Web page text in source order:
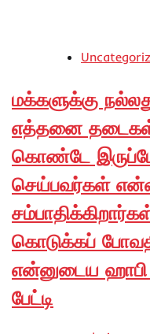
மக்களுக்கு
எத்தனை தடைகள்
கொண்டே
செய்பவர்கள்
கொடுக்கப்
என்னுடைய ஹாபி
பேட்டி